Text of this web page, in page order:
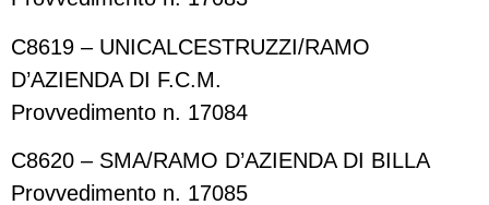
C8619 – UNICALCESTRUZZI/RAMO
D’AZIENDA DI F.C.M.
Provvedimento n. 17084
C8620 – SMA/RAMO D’AZIENDA DI BILLA
Provvedimento n. 17085